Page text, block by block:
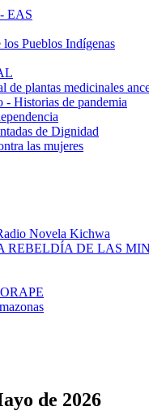
EAS
Pueblos Indígenas
de plantas medicinales
- Historias de pandemia
de Dignidad
las mujeres
Novela Kichwa
REBELDÍA DE LAS
de 2026